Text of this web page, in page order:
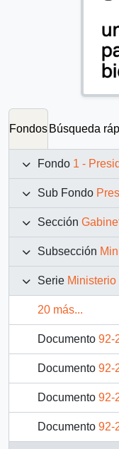
Fondos Búsqueda
Fondo 1 -
Sub Fondo
Sección
Subsección
Serie Ministerio
20 más...
Documento 92-
Documento 92-
Documento 92-
Documento 92-